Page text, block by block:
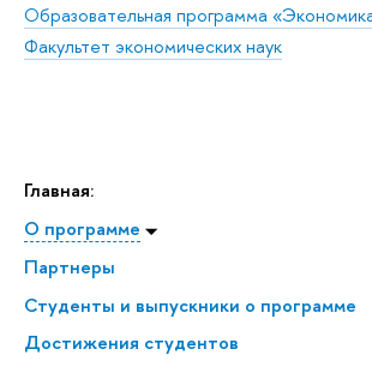
Главная:
О программе
Партнеры
Студенты и выпускники о программе
Достижения студентов
Образовательная программа
Факультет экономических наук